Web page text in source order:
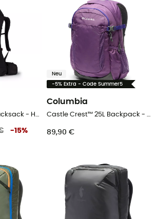
-15%
Neu
-5% Extra - Code Summer5
Columbia
89,90 €